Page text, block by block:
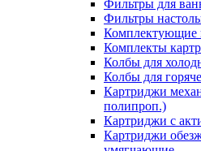
Фильтры для
Фильтры
Комплектующие
Комплекты
Колбы для
Колбы для
Картриджи
полипроп.)
Картриджи с
Картриджи